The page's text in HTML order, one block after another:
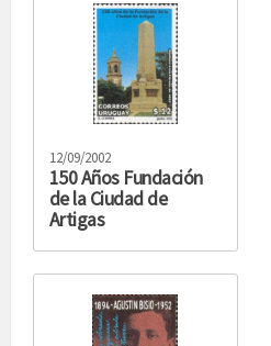
12/09/2002
150 Años Fundación
de la Ciudad de
Artigas